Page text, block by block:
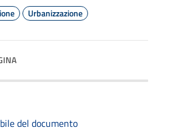
Urbanizzazione
del documento